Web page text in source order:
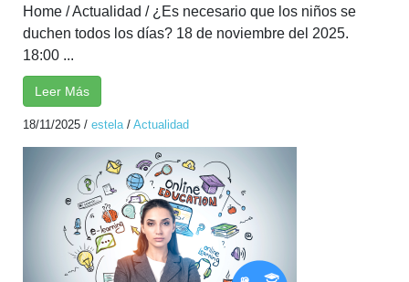
Home / Actualidad / ¿Es necesario que los niños se
duchen todos los días? 18 de noviembre del 2025.
18:00 ...
Leer Más
18/11/2025 / estela/ Actualidad